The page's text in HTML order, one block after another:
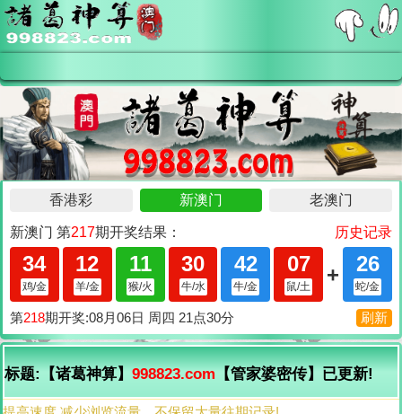
标题:【诸葛神算】 998823.com 【管家婆密传】已更新!